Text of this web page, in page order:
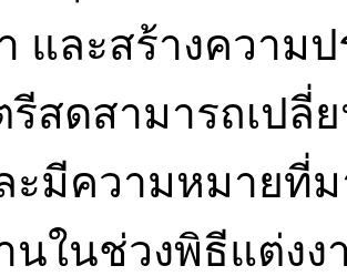
และสร้างความ
สดสามารถเปลี่
ะมีความหมายที่
นในช่วงพิธีแต่งง